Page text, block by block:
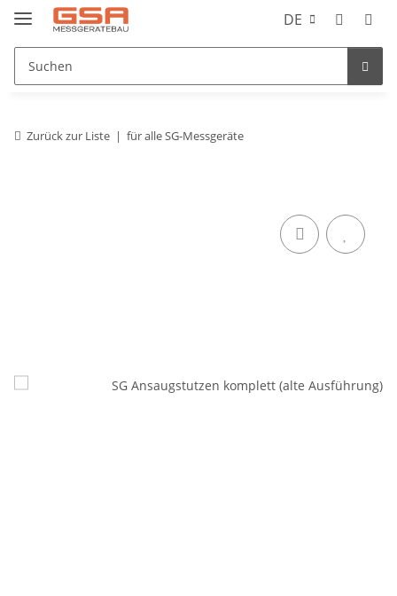
DE
Zurück zur Liste für alle SG-Messgeräte